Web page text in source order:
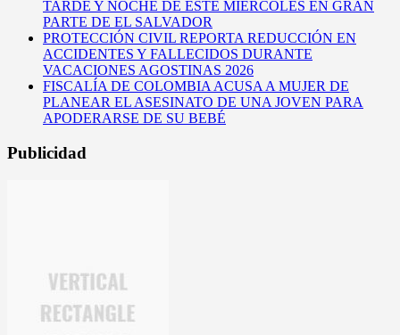
TARDE Y NOCHE DE ESTE MIÉRCOLES EN GRAN
PARTE DE EL SALVADOR
PROTECCIÓN CIVIL REPORTA REDUCCIÓN EN
ACCIDENTES Y FALLECIDOS DURANTE
VACACIONES AGOSTINAS 2026
FISCALÍA DE COLOMBIA ACUSA A MUJER DE
PLANEAR EL ASESINATO DE UNA JOVEN PARA
APODERARSE DE SU BEBÉ
Publicidad